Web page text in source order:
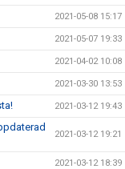
2021-05-08 15:17
2021-05-07 19:33
2021-04-02 10:08
2021-03-30 13:53
2021-03-12 19:43
2021-03-12 19:21
2021-03-12 18:39